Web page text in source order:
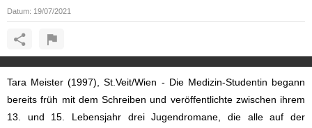
Datum: 19/07/2021
Tara Meister (1997), St.Veit/Wien - Die Medizin-Studentin begann
bereits früh mit dem Schreiben und veröffentlichte zwischen ihrem
13. und 15. Lebensjahr drei Jugendromane, die alle auf der